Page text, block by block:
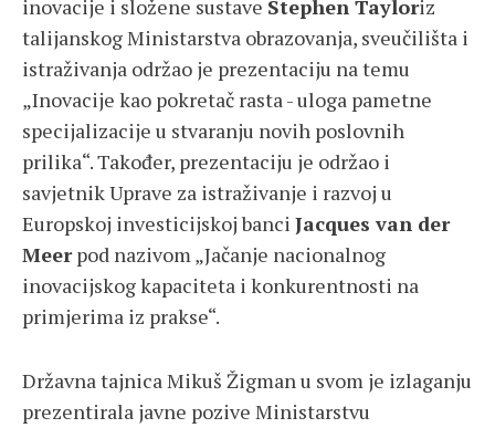
inovacije i složene sustave Stephen Tayloriz
talijanskog Ministarstva obrazovanja, sveučilišta i
istraživanja održao je prezentaciju na temu
„Inovacije kao pokretač rasta - uloga pametne
specijalizacije u stvaranju novih poslovnih
prilika“. Također, prezentaciju je održao i
savjetnik Uprave za istraživanje i razvoj u
Europskoj investicijskoj banci Jacques van der
Meerpod nazivom „Jačanje nacionalnog
inovacijskog kapaciteta i konkurentnosti na
primjerima iz prakse“.
Državna tajnica Mikuš Žigman u svom je izlaganju
prezentirala javne pozive Ministarstvu